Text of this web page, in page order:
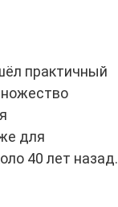
практичный
для
40 лет назад.